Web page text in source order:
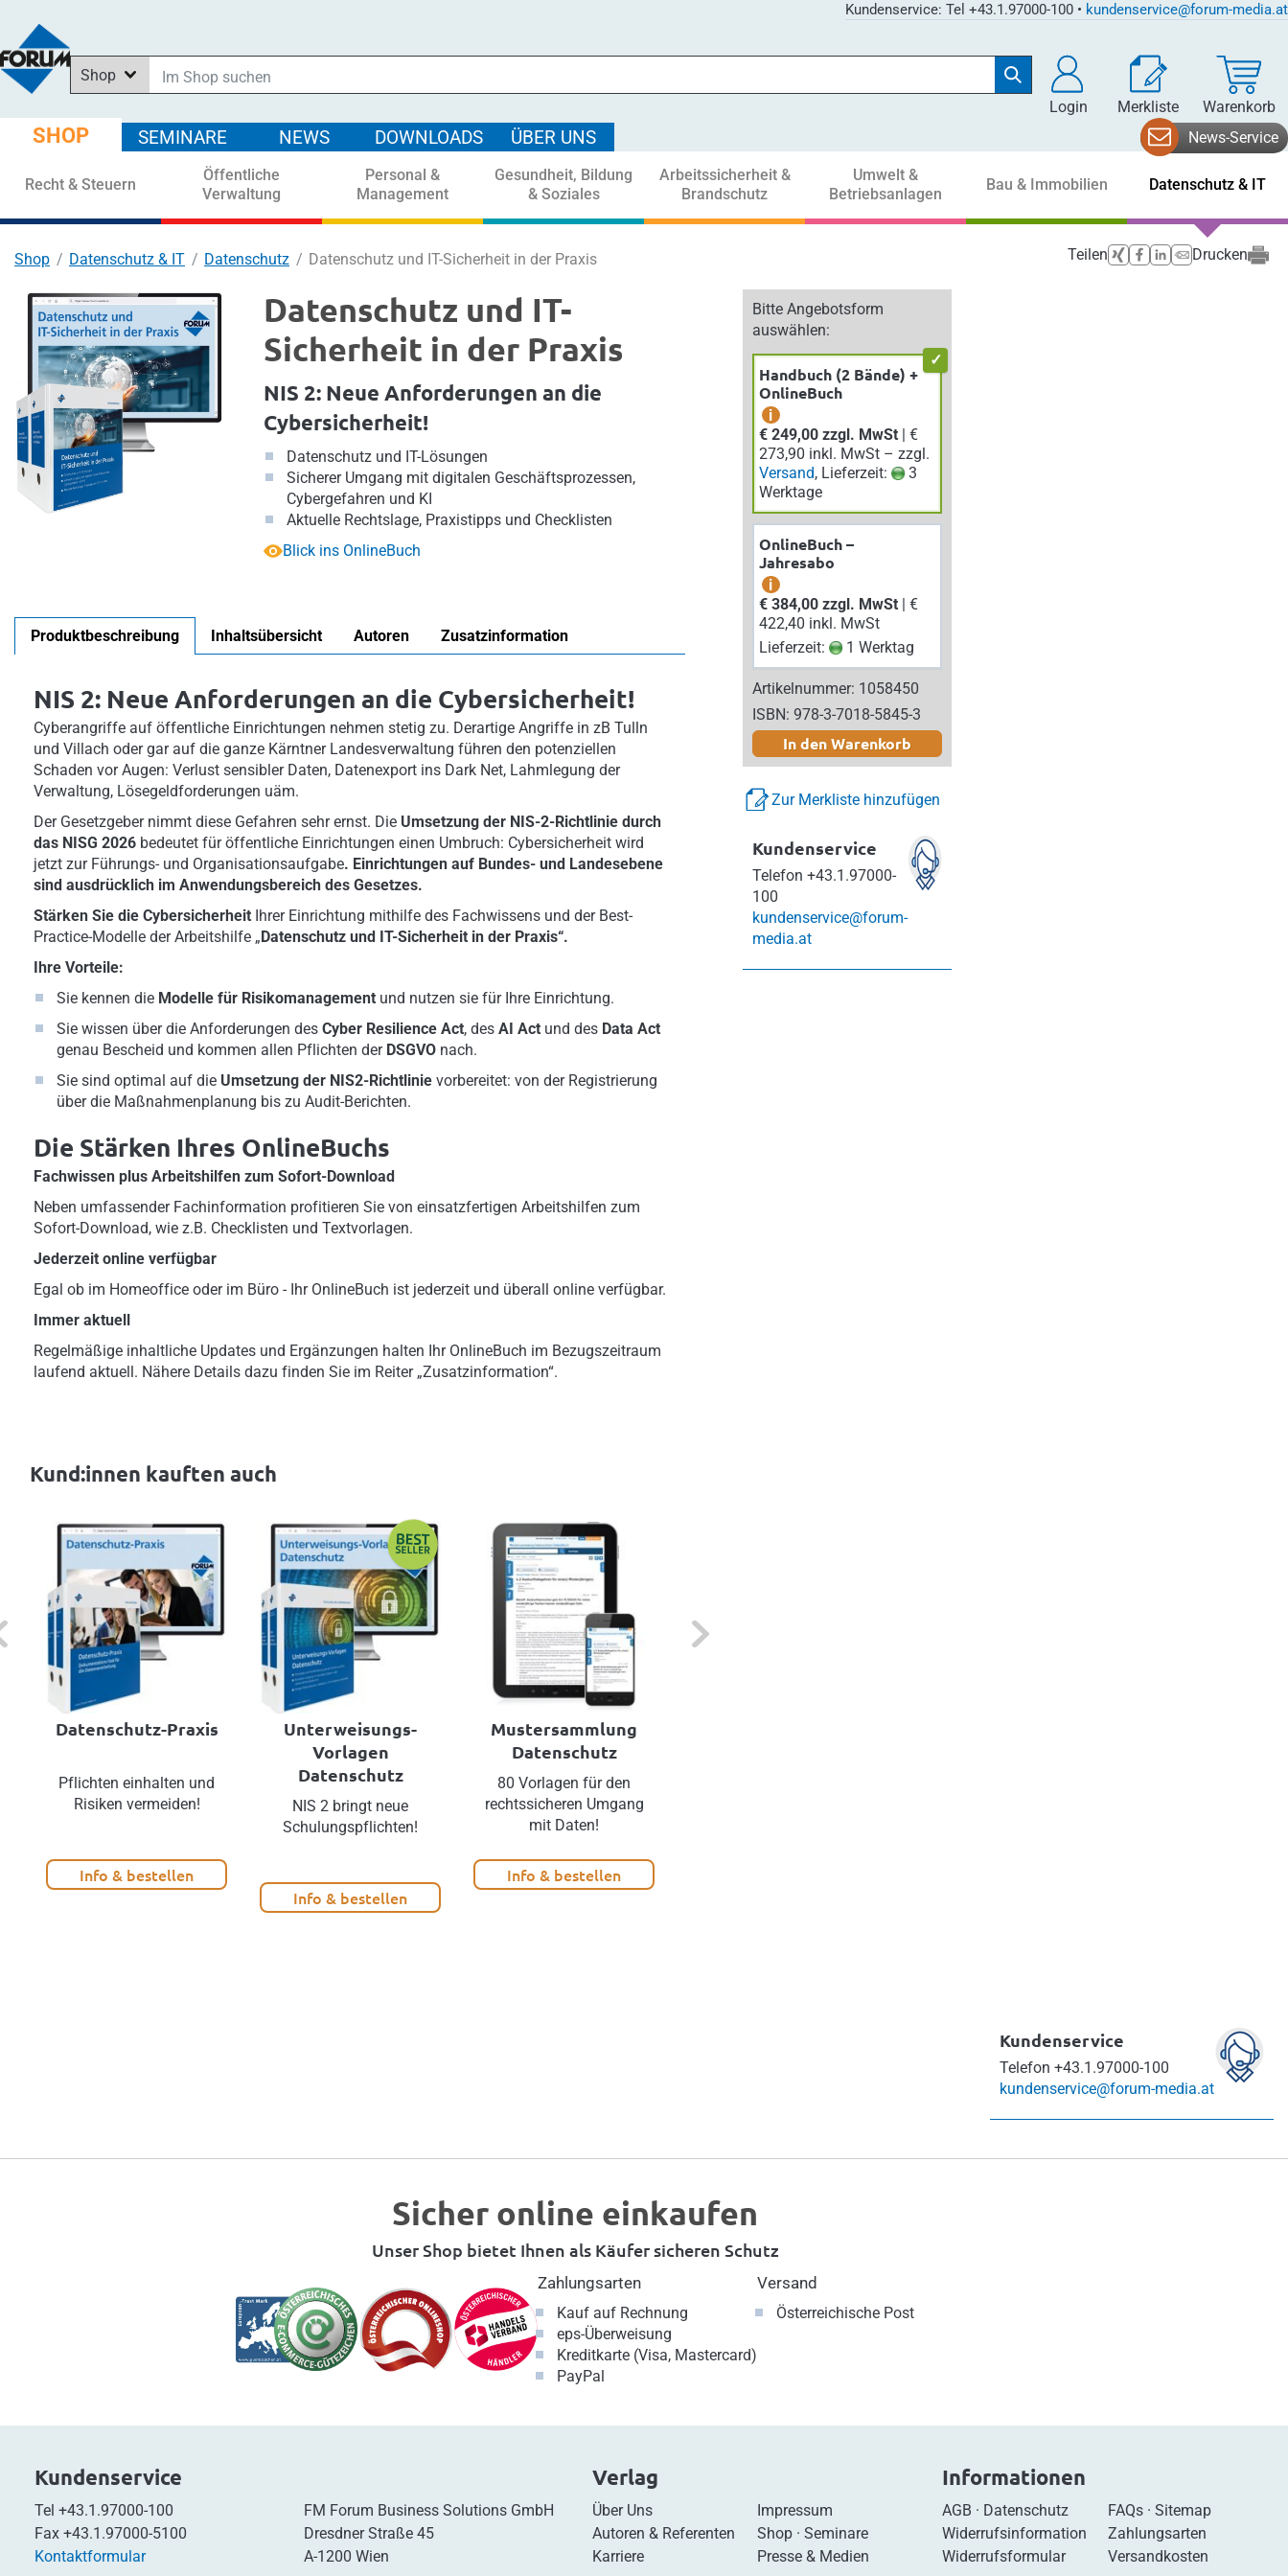
Kundenservice: Tel +43.1.97000-100 • kundenservice@forum-media.at
Shop
In News suchen
In Downloads suchen
In Seminaren suchen
Login Merkliste Warenkorb
SHOP SEMINARE NEWS DOWNLOADS ÜBER UNS News-Service
Recht & Steuern
Öffentliche
Verwaltung
Personal &
Management
Gesundheit, Bildung
& Soziales
Arbeitssicherheit &
Brandschutz
Umwelt &
Betriebsanlagen
Bau & Immobilien Datenschutz & IT
Shop Datenschutz & IT Datenschutz Datenschutz und IT-Sicherheit in der Praxis
Datenschutz und IT-
Sicherheit in der Praxis
NIS 2: Neue Anforderungen an die
Cybersicherheit!
Datenschutz und IT-Lösungen
Sicherer Umgang mit digitalen Geschäftsprozessen,
Cybergefahren und KI
Aktuelle Rechtslage, Praxistipps und Checklisten
Blick ins OnlineBuch
Bitte Angebotsform
auswählen:
Handbuch (2 Bände) +
OnlineBuch
i
€ 249,00 zzgl. MwSt | €
273,90 inkl. MwSt – zzgl.
Versand, Lieferzeit:
3
Werktage
OnlineBuch –
Jahresabo
i
€ 384,00 zzgl. MwSt | €
422,40 inkl. MwSt
Lieferzeit:
1 Werktag
Artikelnummer: 1058450
ISBN: 978-3-7018-5845-3
In den Warenkorb
Zur Merkliste hinzufügen
Kundenservice
Telefon +43.1.97000-
100
kundenservice@forum-
media.at
Produktbeschreibung Inhaltsübersicht Autoren Zusatzinformation
NIS 2: Neue Anforderungen an die Cybersicherheit!
Cyberangriffe auf öffentliche Einrichtungen nehmen stetig zu. Derartige Angriffe in zB Tulln
und Villach oder gar auf die ganze Kärntner Landesverwaltung führen den potenziellen
Schaden vor Augen: Verlust sensibler Daten, Datenexport ins Dark Net, Lahmlegung der
Verwaltung, Lösegeldforderungen uäm.
Der Gesetzgeber nimmt diese Gefahren sehr ernst. Die Umsetzung der NIS-2-Richtlinie durch
das NISG 2026 bedeutet für öffentliche Einrichtungen einen Umbruch: Cybersicherheit wird
jetzt zur Führungs- und Organisationsaufgabe. Einrichtungen auf Bundes- und Landesebene
sind ausdrücklich im Anwendungsbereich des Gesetzes.
Stärken Sie die Cybersicherheit Ihrer Einrichtung mithilfe des Fachwissens und der Best-
Practice-Modelle der Arbeitshilfe „Datenschutz und IT-Sicherheit in der Praxis“.
Ihre Vorteile:
Sie kennen die Modelle für Risikomanagement und nutzen sie für Ihre Einrichtung.
Sie wissen über die Anforderungen des Cyber Resilience Act, des AI Act und des Data Act
genau Bescheid und kommen allen Pflichten derDSGVO nach.
Sie sind optimal auf die Umsetzung der NIS2-Richtlinie vorbereitet: von der Registrierung
über die Maßnahmenplanung bis zu Audit-Berichten.
Die Stärken Ihres OnlineBuchs
Fachwissen plus Arbeitshilfen zum Sofort-Download
Neben umfassender Fachinformation profitieren Sie von einsatzfertigen Arbeitshilfen zum
Sofort-Download, wie z.B. Checklisten und Textvorlagen.
Jederzeit online verfügbar
Egal ob im Homeoffice oder im Büro - Ihr OnlineBuch ist jederzeit und überall online verfügbar.
Immer aktuell
Regelmäßige inhaltliche Updates und Ergänzungen halten Ihr OnlineBuch im Bezugszeitraum
laufend aktuell. Nähere Details dazu finden Sie im Reiter „Zusatzinformation“.
Kund:innen kauften auch
Next
Datenschutz-Praxis
Pflichten einhalten und
Risiken vermeiden!
Info & bestellen
Unterweisungs-
Vorlagen
Datenschutz
NIS 2 bringt neue
Schulungspflichten!
Info & bestellen
Mustersammlung
Datenschutz
80 Vorlagen für den
rechtssicheren Umgang
mit Daten!
Info & bestellen
Teilen Drucken
Kundenservice
Telefon +43.1.97000-100
kundenservice@forum-media.at
Sicher online einkaufen
Unser Shop bietet Ihnen als Käufer sicheren Schutz
Zahlungsarten
Kauf auf Rechnung
eps-Überweisung
Kreditkarte (Visa, Mastercard)
PayPal
Versand
Österreichische Post
Kundenservice
Tel +43.1.97000-100
Fax +43.1.97000-5100
Kontaktformular
FM Forum Business Solutions GmbH
Dresdner Straße 45
A-1200 Wien
Verlag
Über Uns
Autoren & Referenten
Karriere
Impressum
Shop ·Seminare
Presse & Medien
Informationen
AGB · Datenschutz
Widerrufsinformation
Widerrufsformular
FAQs· Sitemap
Zahlungsarten
Versandkosten